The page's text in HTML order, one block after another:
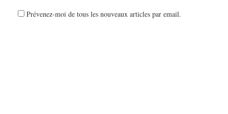
Prévenez-moi de tous les nouveaux articles par email.